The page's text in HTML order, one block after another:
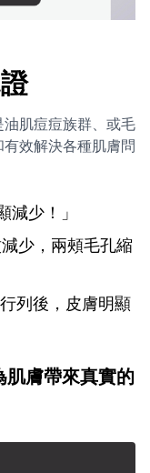
肌痘痘族群、或毛
效解決各種肌膚問
少！」
，兩頰毛孔縮
後，皮膚明顯
膚帶來真實的